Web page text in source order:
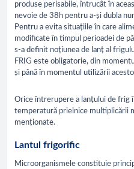
produse perisabile, întrucât în
nevoie de 38h pentru a-și dubla
Pentru a evita situațiile în care
modificate în timpul perioadei de
s-a definit noțiunea de lanț al
FRIG este obligatorie, din
și până în momentul utilizării
Orice întrerupere a lanțului de frig
temperatură prielnice multiplicării
menționate.
Lantul frigorific
Microorganismele constituie